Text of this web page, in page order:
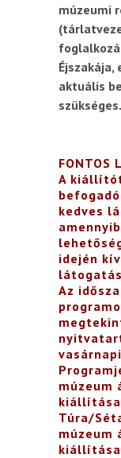
múzeumi
Éjszakája,
aktuális
szükséges.
FONTOS
A
kedves
idején
Az
múzeum
Túra/
múzeum